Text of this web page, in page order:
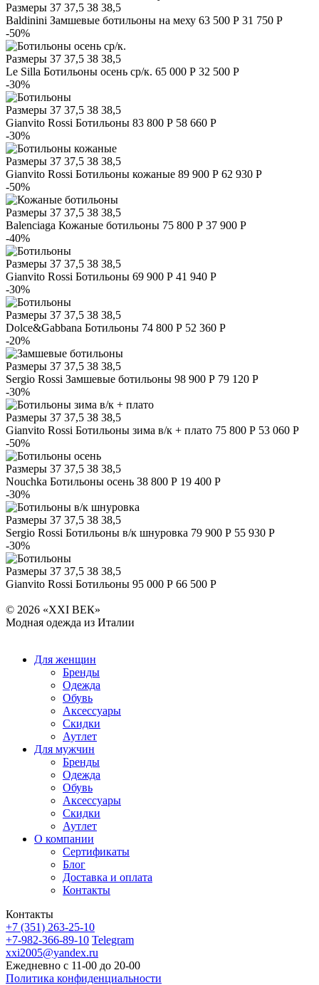
Размеры 37 37,5 38 38,5
Baldinini Замшевые ботильоны на меху 63 500 Р 31 750 Р
-50%
Размеры 37 37,5 38 38,5
Le Silla Ботильоны осень ср/к. 65 000 Р 32 500 Р
-30%
Размеры 37 37,5 38 38,5
Gianvito Rossi Ботильоны 83 800 Р 58 660 Р
-30%
Размеры 37 37,5 38 38,5
Gianvito Rossi Ботильоны кожаные 89 900 Р 62 930 Р
-50%
Размеры 37 37,5 38 38,5
Balenciaga Кожаные ботильоны 75 800 Р 37 900 Р
-40%
Размеры 37 37,5 38 38,5
Gianvito Rossi Ботильоны 69 900 Р 41 940 Р
-30%
Размеры 37 37,5 38 38,5
Dolce&Gabbana Ботильоны 74 800 Р 52 360 Р
-20%
Размеры 37 37,5 38 38,5
Sergio Rossi Замшевые ботильоны 98 900 Р 79 120 Р
-30%
Размеры 37 37,5 38 38,5
Gianvito Rossi Ботильоны зима в/к + плато 75 800 Р 53 060 Р
-50%
Размеры 37 37,5 38 38,5
Nouchka Ботильоны осень 38 800 Р 19 400 Р
-30%
Размеры 37 37,5 38 38,5
Sergio Rossi Ботильоны в/к шнуровка 79 900 Р 55 930 Р
-30%
Размеры 37 37,5 38 38,5
Gianvito Rossi Ботильоны 95 000 Р 66 500 Р
© 2026 «XXI ВЕК»
Модная одежда из Италии
Для женщин
Бренды
Одежда
Обувь
Аксессуары
Скидки
Аутлет
Для мужчин
Бренды
Одежда
Обувь
Аксессуары
Скидки
Аутлет
О компании
Сертификаты
Блог
Доставка и оплата
Контакты
Контакты
+7 (351) 263-25-10
+7-982-366-89-10 Telegram
xxi2005@yandex.ru
Ежедневно с 11-00 до 20-00
Политика конфиденциальности